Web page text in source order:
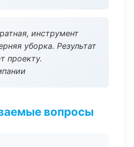
инструмент
уборка. Результат
проекту.
вопросы